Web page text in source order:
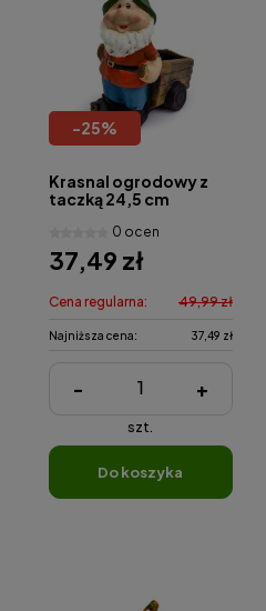
-25%
Krasnal ogrodowy z
taczką 24,5 cm
0 ocen
37,49 zł
Cena regularna: 49,99 zł
Najniższa cena: 37,49 zł
- +
szt.
do koszyka